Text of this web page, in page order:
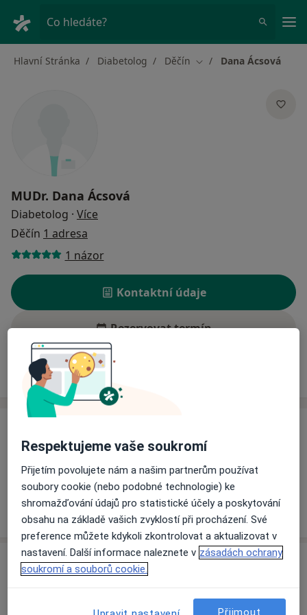
Co hledáte?
Hlavní Stránka Diabetolog Děčín Změna města
Dana Ácsová
MUDr. Dana Ácsová
Diabetolog · Více
Děčín 1 adresa
1 názor
Kontaktní údaje
Rezervovat termín
Ceník
Informace o službách a cenách nejsou k dispozici
Tento specialista ještě nepřidával žádné informace o
svých službách.
Adresa
Ordinace lékaře internisty a diabetologa
Pohraniční 1288/1, Děčín
Respektujeme vaše soukromí
Přijetím povolujete nám a našim partnerům používat
soubory cookie (nebo podobné technologie) ke
shromažďování údajů pro statistické účely a poskytování
obsahu na základě vašich zvyklostí při procházení. Své
preference můžete kdykoli zkontrolovat a aktualizovat v
nastavení. Další informace naleznete v zásadách ochrany
soukromí a souborů cookie.
Přijmout